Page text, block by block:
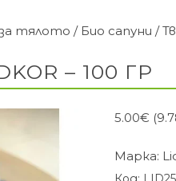
тялото / Био сапуни /
– 100 ГР
5.00€
Марка: